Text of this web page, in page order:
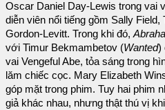
Oscar Daniel Day-Lewis trong vai
diễn viên nổi tiếng gồm Sally
Gordon-Levitt. Trong khi đó,
với Timur Bekmambetov (Wanted)
vai Vengeful Abe, tỏa sáng trong
lăm chiếc cọc. Mary Elizabeth
góp mặt trong phim. Tuy hai phim
giả khác nhau, nhưng thật thú vị